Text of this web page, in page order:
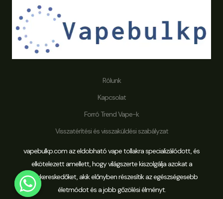
Rólunk
Kapcsolat
Forró Trend Vape-k
Visszatérítési és visszaküldési szabályzat
vapebulkp.com az eldobható vape tollakra specializálódott, és
elkötelezett amellett, hogy világszerte kiszolgálja azokat a
nagykereskedőket, akik előnyben részesítik az egészségesebb
életmódot és a jobb gőzölési élményt.